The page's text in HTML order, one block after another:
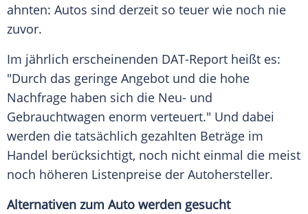
ahnten: Autos sind derzeit so teuer wie noch nie
zuvor.
Im jährlich erscheinenden DAT-Report heißt es:
"Durch das geringe Angebot und die hohe
Nachfrage haben sich die Neu- und
Gebrauchtwagen enorm verteuert." Und dabei
werden die tatsächlich gezahlten Beträge im
Handel berücksichtigt, noch nicht einmal die meist
noch höheren Listenpreise der Autohersteller.
Alternativen zum Auto werden gesucht